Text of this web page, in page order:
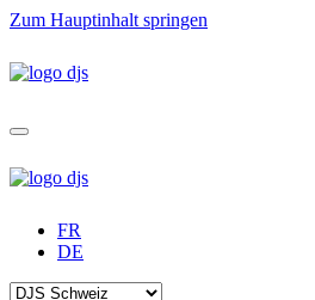
Zum Hauptinhalt springen
FR
DE